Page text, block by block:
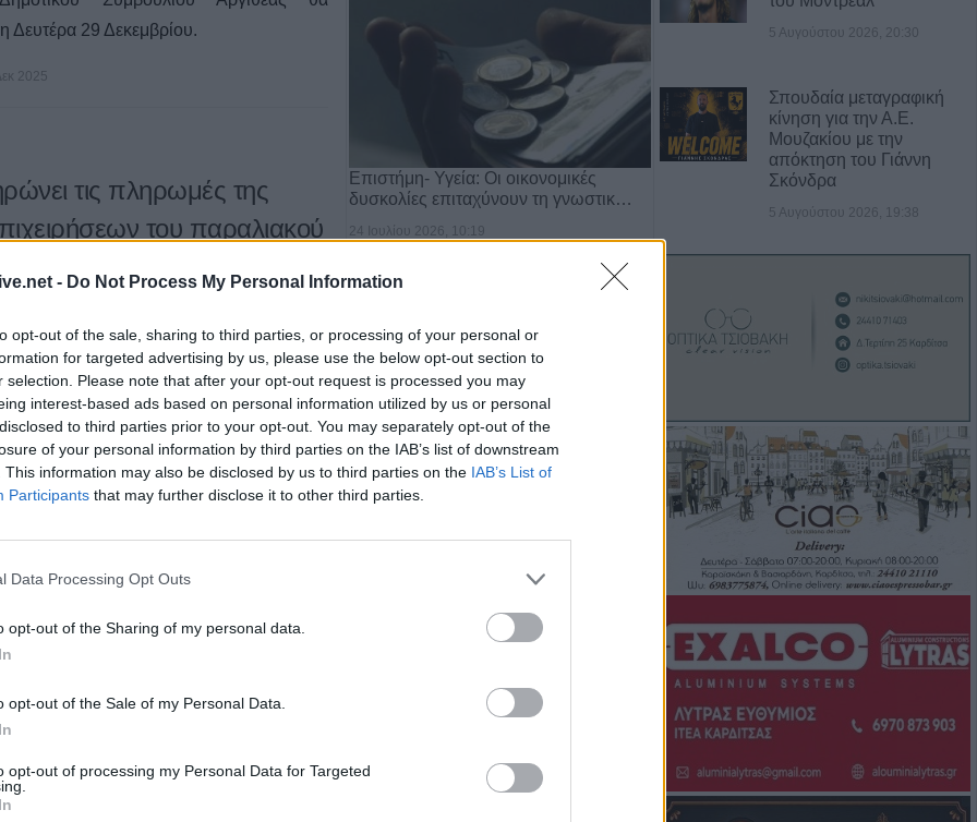
- Do Not Process My Personal Information
opt-out of the sale, sharing to third parties, or processing of your personal or
for targeted advertising by us, please use the below opt-out section to
selection. Please note that after your opt-out request is processed you may
interest-based ads based on personal information utilized by us or personal
to third parties prior to your opt-out. You may separately opt-out of the
of your personal information by third parties on the IAB’s list of downstream
This information may also be disclosed by us to third parties on the IAB’s List of
Participants that may further disclose it to other third parties.
Data Processing Opt Outs
opt-out of the Sharing of my personal data.
opt-out of the Sale of my Personal Data.
opt-out of processing my Personal Data for Targeted
Δευτέρα 29 Δεκεμβρίου.
2025
τις πληρωμές της
του παραλιακού
ότι, έως και σήμερα, έχει
στη συντριπτική πλειονότητα
στο πλαίσιο της δράσης «Ενίσχυση
μετώπου του Παγασητικού Κόλπου των
και Αλμυρός που επλήγησαν από το
νεκρών ψαριών, ως συνέπεια των
Μουζακίου μετά την
του θητείας ο
στη διάθεση του προπονητή της ΑΕ
Επιστήμη- Υγεία: Οι οικονομικές
δυσκολίες επιταχύνουν τη γνωστικ…
24 Ιουλίου 2026, 10:19
Υγεία: Ο θόρυβος των δρόμων αυξάνει
21 Ιουλίου 2026, 10:18
5 Αυγούστου 2026, 20:30
Σπουδαία μεταγραφική
κίνηση για την Α.Ε.
Μουζακίου με την
απόκτηση του Γιάννη
Σκόνδρα
5 Αυγούστου 2026, 19:38